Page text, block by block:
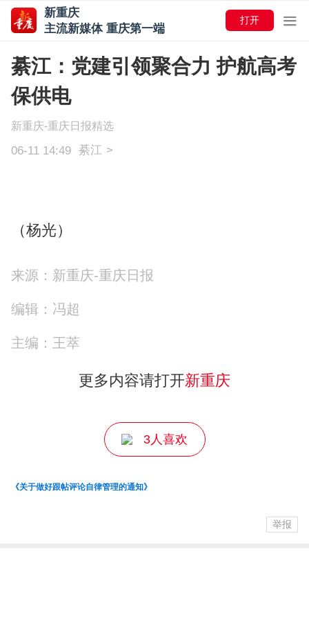
新重庆
主流新媒体 重庆第一端
打开
綦江：党建引领聚合力 护航高考
保供电
新重庆-重庆日报精选
06-11 14:49 綦江 >
（杨光）
来源：新重庆-重庆日报
编辑：冯超
主编：王萃
更多内容请打开新重庆
3人喜欢
《关于做好跟帖评论自律管理的通知》
举报